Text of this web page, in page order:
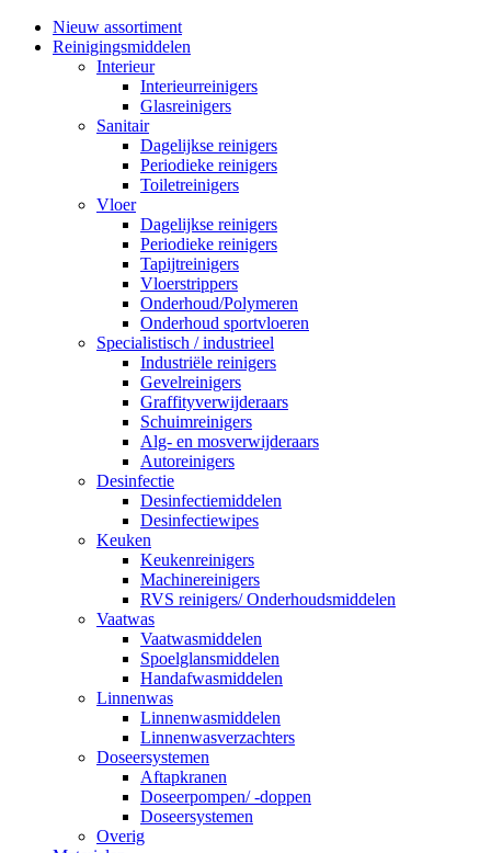
Nieuw assortiment
Reinigingsmiddelen
Interieur
Interieurreinigers
Glasreinigers
Sanitair
Dagelijkse reinigers
Periodieke reinigers
Toiletreinigers
Vloer
Dagelijkse reinigers
Periodieke reinigers
Tapijtreinigers
Vloerstrippers
Onderhoud/Polymeren
Onderhoud sportvloeren
Specialistisch / industrieel
Industriële reinigers
Gevelreinigers
Graffityverwijderaars
Schuimreinigers
Alg- en mosverwijderaars
Autoreinigers
Desinfectie
Desinfectiemiddelen
Desinfectiewipes
Keuken
Keukenreinigers
Machinereinigers
RVS reinigers/ Onderhoudsmiddelen
Vaatwas
Vaatwasmiddelen
Spoelglansmiddelen
Handafwasmiddelen
Linnenwas
Linnenwasmiddelen
Linnenwasverzachters
Doseersystemen
Aftapkranen
Doseerpompen/ -doppen
Doseersystemen
Overig